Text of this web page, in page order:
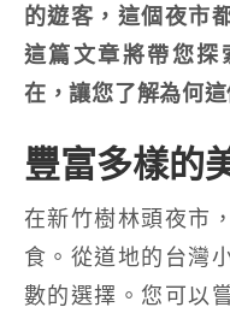
的遊客，這個夜市
這篇文章將帶您探
在，讓您了解為何
豐富多樣的
在新竹樹林頭夜市
食。從道地的台灣
數的選擇。您可以